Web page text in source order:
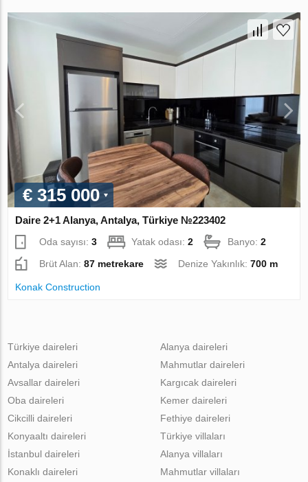
€ 315 000
Daire 2+1 Alanya, Antalya, Türkiye №223402
Oda sayısı:3 Yatak odası:2 Banyo:2
Brüt Alan:87 metrekare Denize Yakınlık:700 m
Konak Construction
Türkiye daireleri
Antalya daireleri
Avsallar daireleri
Oba daireleri
Cikcilli daireleri
Alanya daireleri
Mahmutlar daireleri
Kargıcak daireleri
Kemer daireleri
Fethiye daireleri
Konyaaltı daireleri
İstanbul daireleri
Konaklı daireleri
Türkiye villaları
Alanya villaları
Mahmutlar villaları